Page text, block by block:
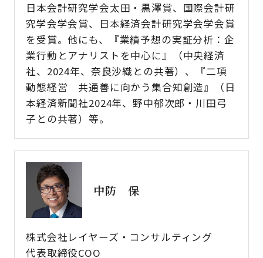
日本会計研究学会太田・黒澤賞、国際会計研
究学会学会賞、日本経済会計研究学会学会賞
を受賞。他にも、『業績予想の実証分析：企
業行動とアナリストを中心に』（中央経済
社、2024年、奈良沙織との共著）、『二項
動態経営 共通善に向かう集合知創造』（日
本経済新聞社2024年、野中郁次郎・川田弓
子との共著）等。
中防 保
株式会社レイヤーズ・コンサルティング
代表取締役COO